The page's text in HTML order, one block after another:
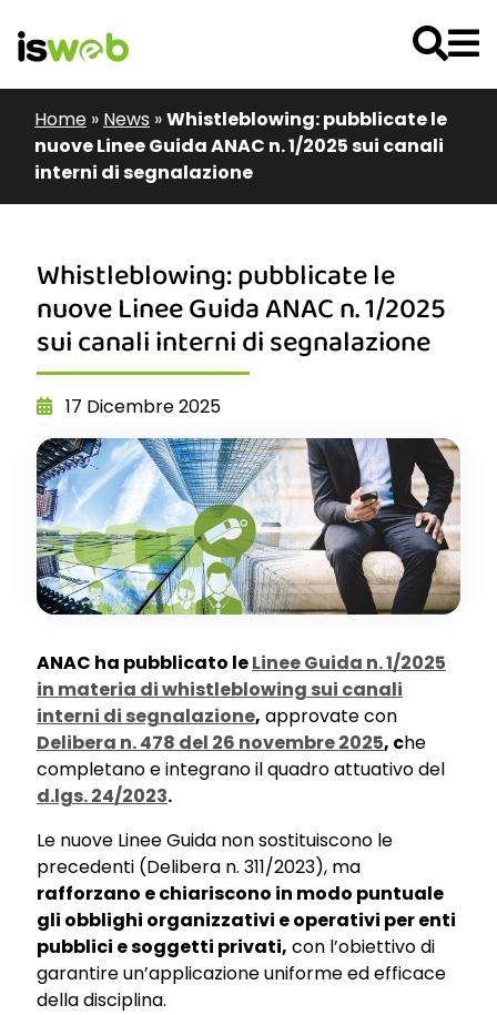
Home » News »Whistleblowing: pubblicate le
nuove Linee Guida ANAC n. 1/2025 sui canali
interni di segnalazione
Whistleblowing: pubblicate le
nuove Linee Guida ANAC n. 1/2025
sui canali interni di segnalazione
17 Dicembre 2025
ANAC ha pubblicato leLinee Guida n. 1/2025
in materia di whistleblowing sui canali
interni di segnalazione, approvate con
Delibera n. 478 del 26 novembre 2025, che
completano e integrano il quadro attuativo del
d.lgs. 24/2023.
Le nuove Linee Guida non sostituiscono le
precedenti (Delibera n. 311/2023), ma
rafforzano e chiariscono in modo puntuale
gli obblighi organizzativi e operativi per enti
pubblici e soggetti privati, con l’obiettivo di
garantire un’applicazione uniforme ed efficace
della disciplina.